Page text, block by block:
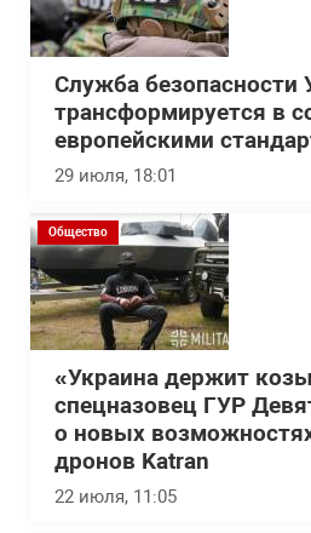
Служба безопасности
трансформируется в
европейскими
29 июля, 18:01
Общество
«Украина держит
спецназовец ГУР
о новых
дронов Katran
22 июля, 11:05